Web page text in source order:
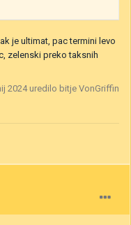
je ultimat, pac termini levo
zelenski preko taksnih
2024uredilo bitje VonGriffin